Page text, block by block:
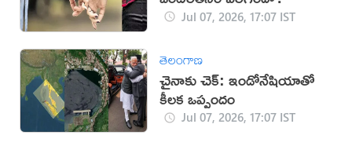
Jul 07, 2026, 17:07 IST
తెలంగాణ
చైనాకు చెక్: ఇండోనేషియాతో
కీలక ఒప్పందం
Jul 07, 2026, 17:07 IST